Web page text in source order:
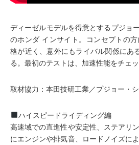
ディーゼルモデルを得意とするプジョ
のホンダ インサイト。コンセプトの
格が近く、意外にもライバル関係にあ
る。最初のテストは、加速性能をチェッ
取材協力：本田技研工業／プジョー・
ハイスピードライディング編
高速域での直進性や安定性、ステアリ
にエンジンや排気音、ロードノイズに